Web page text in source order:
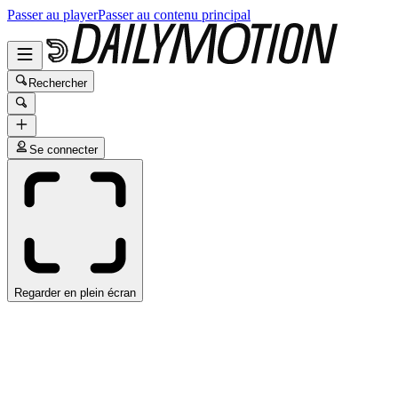
Passer au playerPasser au contenu principal
Rechercher
Se connecter
Regarder en plein écran